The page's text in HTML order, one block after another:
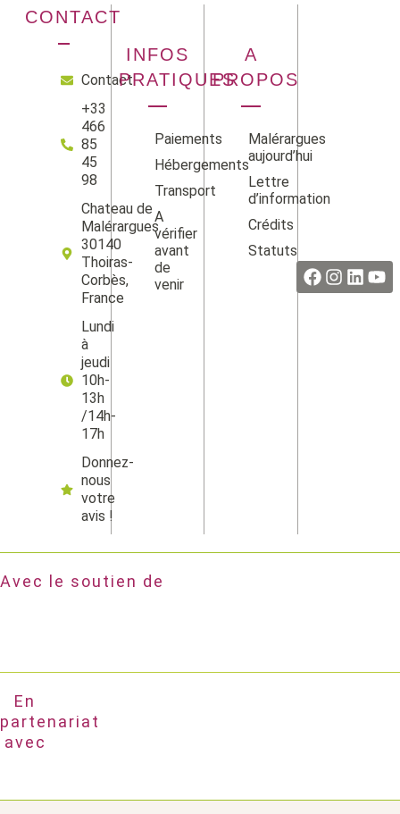
CONTACT
Contact
+33
466
85
45
98
Chateau de
Malérargues
30140
Thoiras-
Corbès,
France
Lundi
à
jeudi
10h-
13h
/14h-
17h
Donnez-
nous
votre
avis !
INFOS
PRATIQUES
Paiements
Hébergements
Transport
A
vérifier
avant
de
venir
A
PROPOS
Malérargues
aujourd’hui
Lettre
d’information
Crédits
Statuts
Avec le soutien de
En
partenariat
avec